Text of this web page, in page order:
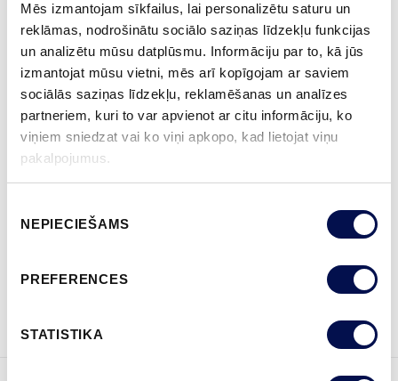
Mēs izmantojam sīkfailus, lai personalizētu saturu un
reklāmas, nodrošinātu sociālo saziņas līdzekļu funkcijas
un analizētu mūsu datplūsmu. Informāciju par to, kā jūs
izmantojat mūsu vietni, mēs arī kopīgojam ar saviem
sociālās saziņas līdzekļu, reklamēšanas un analīzes
partneriem, kuri to var apvienot ar citu informāciju, ko
viņiem sniedzat vai ko viņi apkopo, kad lietojat viņu
pakalpojumus.
izvēle
NEPIECIEŠAMS
PREFERENCES
STATISTIKA
VAIRĀK
IZMĒRS
KUR IEGĀDĀTIES
Sazinies ar mums